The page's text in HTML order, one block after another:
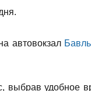
автовокзал
выбрав удобное